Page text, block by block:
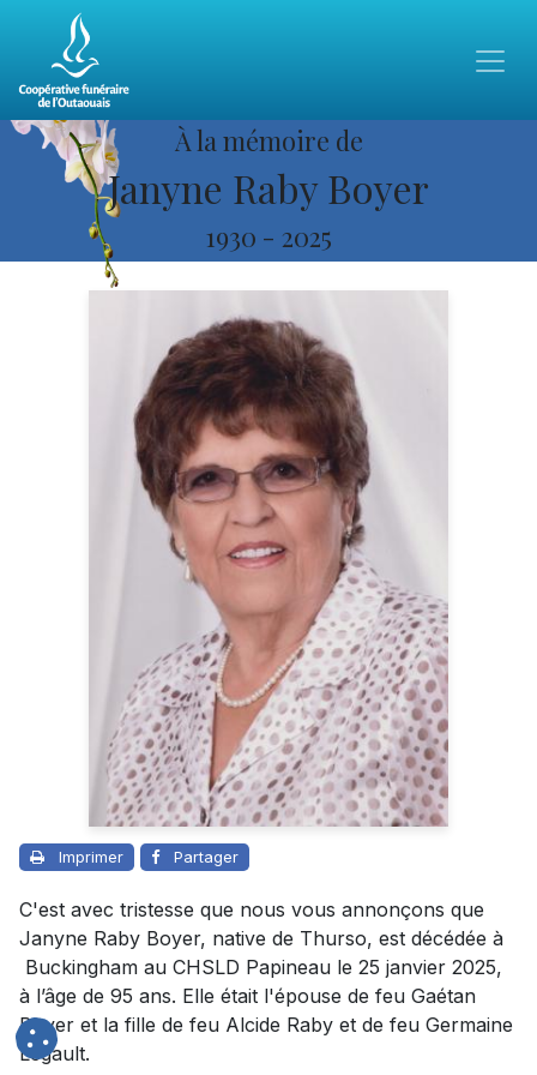
À la mémoire de
Janyne Raby Boyer
1930 - 2025
Imprimer Partager
C'est avec tristesse que nous vous annonçons que
Janyne Raby Boyer, native de Thurso, est décédée à
Buckingham au CHSLD Papineau le 25 janvier 2025,
à l’âge de 95 ans. Elle était l'épouse de feu Gaétan
Boyer et la fille de feu Alcide Raby et de feu Germaine
Legault.